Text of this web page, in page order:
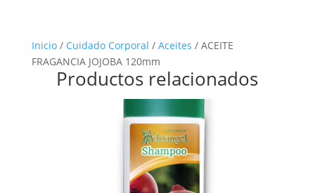
Inicio/ Cuidado Corporal / Aceites / ACEITE
FRAGANCIA JOJOBA 120mm
Productos relacionados